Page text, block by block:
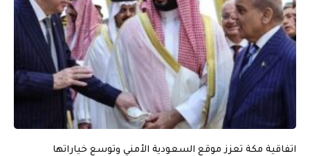
اتفاقية مكة تعزز موقع السعودية الأمني وتوسع خياراتها